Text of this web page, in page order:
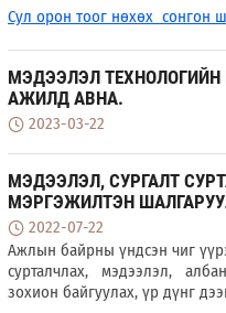
Сул орон тоог нөхөх сонгон
МЭДЭЭЛЭЛ
АЖИЛД АВНА.
2023-03-22
МЭДЭЭЛЭЛ, СУРГАЛТ
МЭРГЭЖИЛТЭН
2022-07-22
Ажлын байрны үндсэн чиг
сурталчлах, мэдээлэл,
зохион байгуулах, үр дүнг